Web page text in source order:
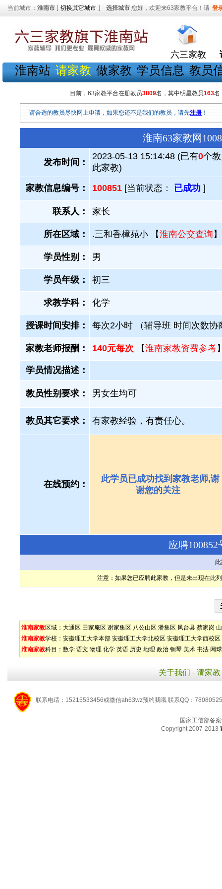
当前城市： 淮南市 [ 切换其它城市 ] 选择城市 您好，欢迎来63家教平台！请 登
六三家教
淮南站 请家教 做家教 学员信息 教员
目前，63家教平台在册教员3809名，其中明星教员163名
请合适的教员尽快网上申请，如果您还不是我们的教员，请先注册 ！
淮南63家教网
发布时间：
2023-05-13 15:14:48 (已有0个
此家教)
家教信息编号： 100851 [当前状态： 已成功 ]
联系人： 家长
所在区域： .三和香樟苑小 【淮南公交查询 】
学员性别： 男
学员年级： 初三
求教学科： 化学
授课时间安排： 每次2小时 （辅导班 时间次数协
家教老师报酬： 140元每次 【淮南家教资费参考
学员情况描述：
教员性别要求： 男女生均可
教员其它要求： 有家教经验，有责任心。
在线预约：
此学员已成功找到家教老师,谢
谢您的关注
应聘
注意：如果您已应聘此家教，但是未出现在此
淮南家教区域： 大通区 田家庵区 谢家集区 八公山区 潘集区 凤台县 蔡家岗
淮南家教学校： 安徽理工大学本部 安徽理工大学北校区 安徽理工大学西校区
淮南家教科目： 数学 语文 物理 化学 英语 历史 地理 政治 钢琴 美术 书法 网球
关于我们 - 请家教
联系电话：15215533456或微信ah63wz预约我哦 联系QQ：
国家工信部备
Copyright 2007-2013